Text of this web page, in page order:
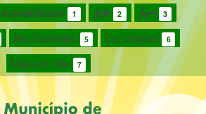
Acessibilidade 1 2 3
Alto Contraste 5 Cor Original 6
Mapa do Site 7